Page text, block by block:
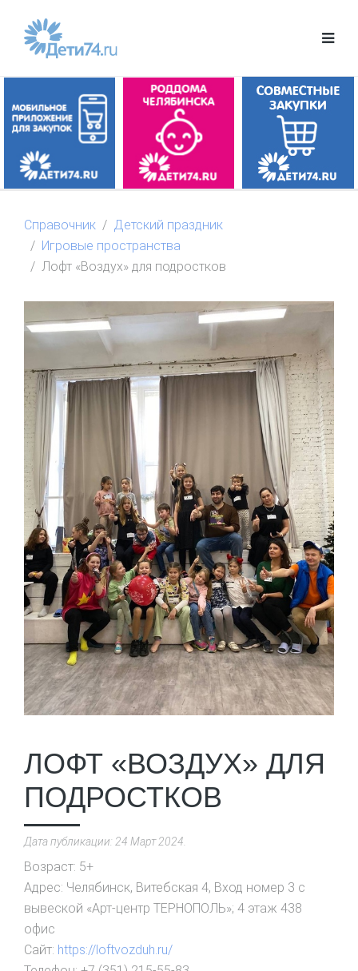
Справочник
Детский праздник
Игровые пространства
Лофт «Воздух» для подростков
ЛОФТ «ВОЗДУХ» ДЛЯ
ПОДРОСТКОВ
Дата публикации: 24 Март 2024
Возраст: 5+
Адрес: Челябинск, Витебская 4, Вход номер 3 с
вывеской «Арт-центр ТЕРНОПОЛЬ»; 4 этаж 438
офис
Сайт: https://loftvozduh.ru/